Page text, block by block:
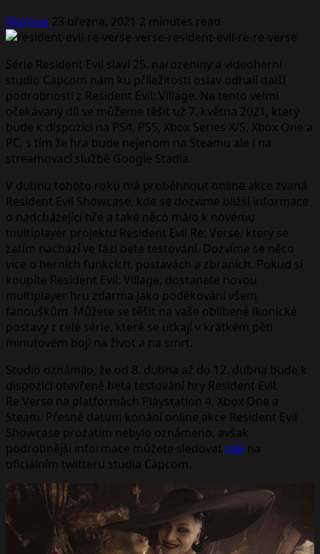
Martina 23 března, 2021 2 minutes read
Série Resident Evil slaví 25. narozeniny a videoherní
studio Capcom nám ku příležitosti oslav odhalí další
podrobnosti z Resident Evil: Village. Na tento velmi
očekávaný díl se můžeme těšit už 7. května 2021, který
bude k dispozici na PS4, PS5, Xbox Series X/S, Xbox One a
PC, s tím že hra bude nejenom na Steamu ale i na
streamovací službě Google Stadia.
V dubnu tohoto roku má proběhnout online akce zvaná
Resident Evil Showcase, kde se dozvíme bližší informace
o nadcházející hře a také něco málo k novému
multiplayer projektu Resident Evil Re: Verse, který se
zatím nachází ve fázi beta testování. Dozvíme se něco
více o herních funkcích, postavách a zbraních. Pokud si
koupíte Resident Evil: Village, dostanete novou
multiplayer hru zdarma jako poděkování všem
fanouškům. Můžete se těšit na vaše oblíbené ikonické
postavy z celé série, které se utkají v krátkém pěti
minutovém boji na život a na smrt.
Studio oznámilo, že od 8. dubna až do 12. dubna bude k
dispozici otevřené beta testování hry Resident Evil:
Re:Verse na platformách Playstation 4, Xbox One a
Steam. Přesné datum konání online akce Resident Evil
Showcase prozatím nebylo oznámeno, avšak
podrobnější informace můžete sledovat zde na
oficiálním twitteru studia Capcom.